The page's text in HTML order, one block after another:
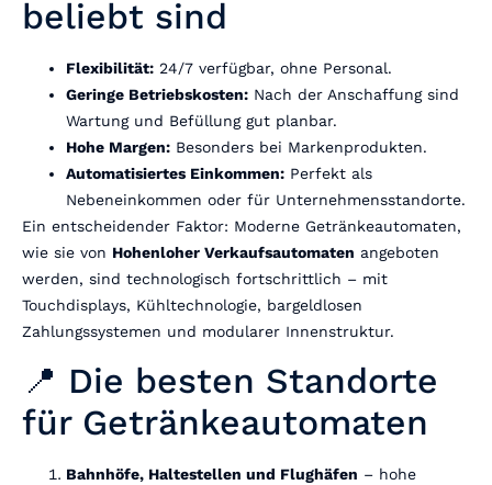
beliebt sind
Flexibilität: 24/7 verfügbar, ohne Personal.
Geringe Betriebskosten: Nach der Anschaffung sind
Wartung und Befüllung gut planbar.
Hohe Margen: Besonders bei Markenprodukten.
Automatisiertes Einkommen: Perfekt als
Nebeneinkommen oder für Unternehmensstandorte.
Ein entscheidender Faktor: Moderne Getränkeautomaten,
wie sie von Hohenloher Verkaufsautomaten angeboten
werden, sind technologisch fortschrittlich – mit
Touchdisplays, Kühltechnologie, bargeldlosen
Zahlungssystemen und modularer Innenstruktur.
📍 Die besten Standorte
für Getränkeautomaten
Bahnhöfe, Haltestellen und Flughäfen – hohe